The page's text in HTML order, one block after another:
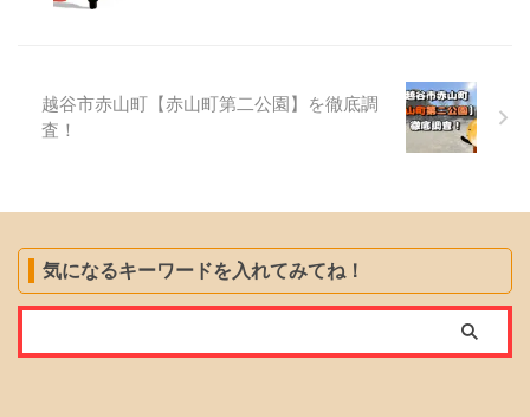
越谷市赤山町【赤山町第二公園】を徹底調
査！
気になるキーワードを入れてみてね！